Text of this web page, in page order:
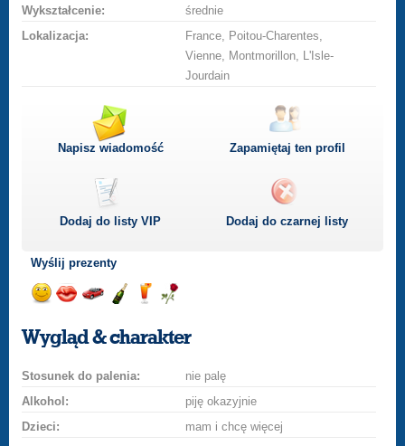
Wykształcenie:
średnie
Lokalizacja:
France, Poitou-Charentes,
Vienne, Montmorillon, L'Isle-
Jourdain
Napisz wiadomość Zapamiętaj ten profil
Dodaj do listyVIP Dodaj do czarnej listy
Wyślij prezenty
uśmiech
buziakasamochodem
szampana
drinka
różę
Wygląd & charakter
Stosunek do palenia:
nie palę
Alkohol:
piję okazyjnie
Dzieci:
mam i chcę więcej